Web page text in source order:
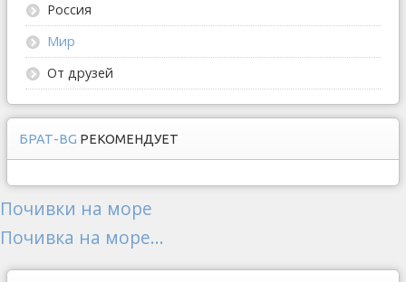
Россия
Мир
От друзей
БРАТ-BG РЕКОМЕНДУЕТ
Почивки на море
Почивка на море...